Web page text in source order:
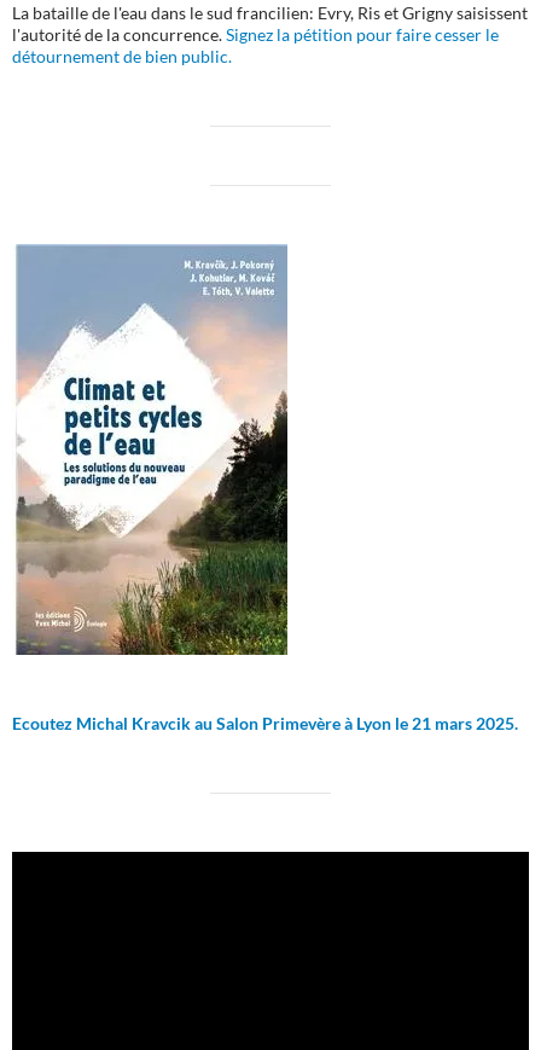
La bataille de l'eau dans le sud francilien: Evry, Ris et Grigny saisissent
l'autorité de la concurrence.Signez la pétition pour faire cesser le
détournement de bien public.
Ecoutez Michal Kravcik au Salon Primevère à Lyon le 21 mars 2025.